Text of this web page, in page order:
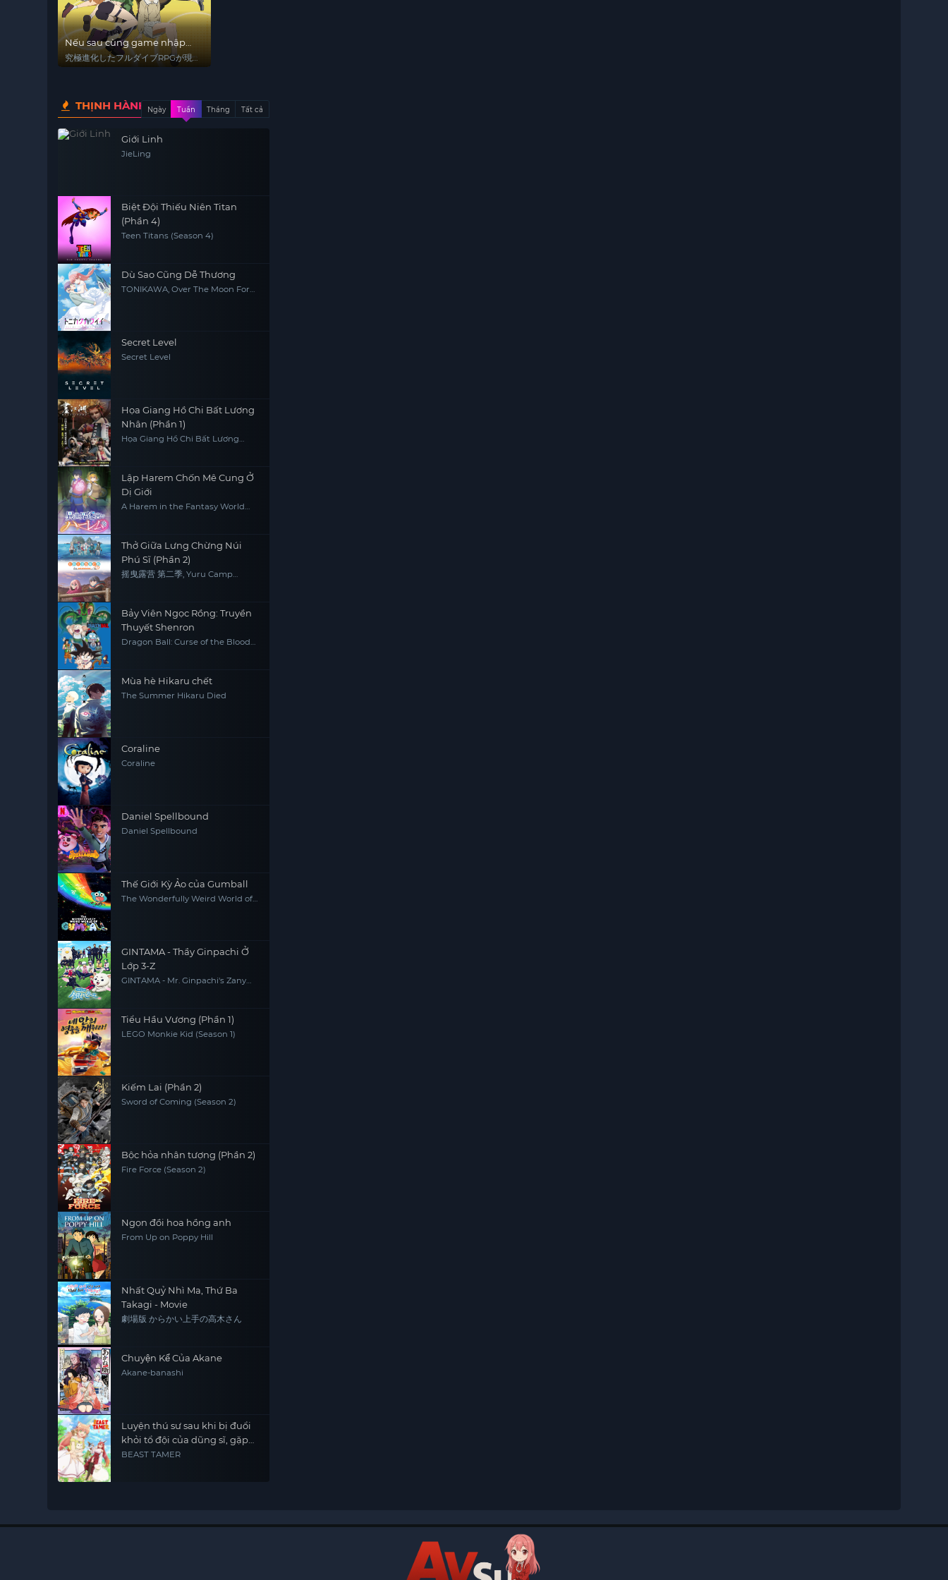
Nếu sau cùng game nhập
vai được phát triển hoàn
thành thì còn chết tiệt hơn
究極進化したフルダイブRPGが現
THỊNH HÀNHNgày Tuần Tháng Tất cả
Giới Linh
JieLing
Biệt Đội Thiếu Niên Titan
(Phần 4)
Teen Titans (Season 4)
Dù Sao Cũng Dễ Thương
TONIKAWA, Over The Moon For
Secret Level
Secret Level
Họa Giang Hồ Chi Bất Lương
Nhân (Phần 1)
Họa Giang Hồ Chi Bất Lương
Lập Harem Chốn Mê Cung Ở
Dị Giới
A Harem in the Fantasy World
Thở Giữa Lưng Chừng Núi
Phú Sĩ (Phần 2)
摇曳露营 第二季, Yuru Camp
Bảy Viên Ngọc Rồng: Truyền
Thuyết Shenron
Dragon Ball: Curse of the Blood
Mùa hè Hikaru chết
The Summer Hikaru Died
Coraline
Coraline
Daniel Spellbound
Daniel Spellbound
Thế Giới Kỳ Ảo của Gumball
The Wonderfully Weird World of
GINTAMA - Thầy Ginpachi Ở
Lớp 3-Z
GINTAMA - Mr. Ginpachi's Zany
Tiểu Hầu Vương (Phần 1)
LEGO Monkie Kid (Season 1)
Kiếm Lai (Phần 2)
Sword of Coming (Season 2)
Bộc hỏa nhân tượng (Phần 2)
Fire Force (Season 2)
Ngọn đồi hoa hồng anh
From Up on Poppy Hill
Nhất Quỷ Nhì Ma, Thứ Ba
Takagi - Movie
劇場版 からかい上手の高木さん
Chuyện Kể Của Akane
Akane-banashi
Luyện thú sư sau khi bị đuổi
khỏi tổ đội của dũng sĩ, gặp
được thiếu nữ tai mèo của
BEAST TAMER